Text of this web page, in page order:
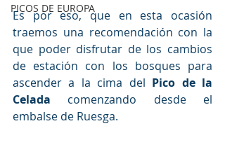
PICOS DE EUROPA
Es por eso, que en esta ocasión
traemos una recomendación con la
que poder disfrutar de los cambios
de estación con los bosques para
ascender a la cima del Pico de la
Celada comenzando desde el
embalse de Ruesga.